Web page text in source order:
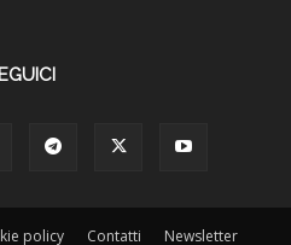
policy Contatti Newsletter